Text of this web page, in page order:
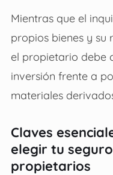
Mientras que el
propios bienes y su
el propietario debe
inversión frente a
materiales
Claves
elegir tu
propietarios